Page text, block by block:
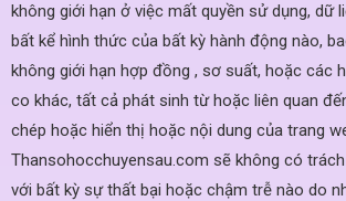
không giới hạn ở việc mất quyền sử dụng, dữ
bất kể hình thức của bất kỳ hành động nào,
không giới hạn hợp đồng , sơ suất, hoặc các
co khác, tất cả phát sinh từ hoặc liên quan
chép hoặc hiển thị hoặc nội dung của trang
Thansohocchuyensau.com sẽ không có
với bất kỳ sự thất bại hoặc chậm trễ nào do